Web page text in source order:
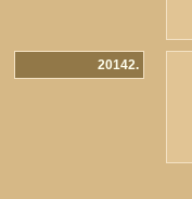
20142.